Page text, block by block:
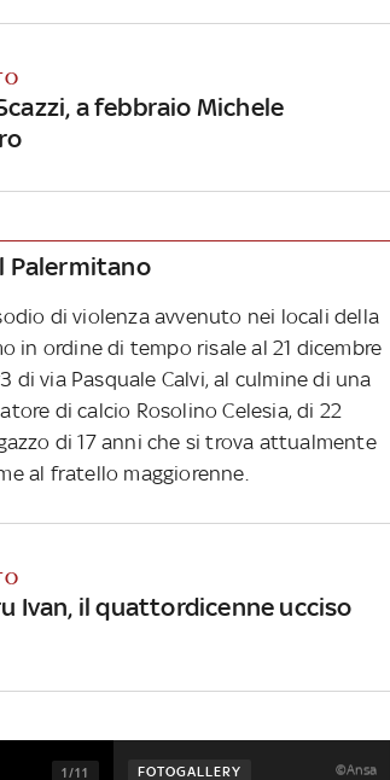
a febbraio Michele
Palermitano
di violenza avvenuto nei locali della
in ordine di tempo risale al 21 dicembre
via Pasquale Calvi, al culmine di una
di calcio Rosolino Celesia, di 22
di 17 anni che si trova attualmente
al fratello maggiorenne.
Ivan, il quattordicenne ucciso
FOTOGALLERY ©Ansa
1/11